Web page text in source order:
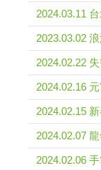
2024.03.11
2023.03.02
2024.02.22
2024.02.16
2024.02.15
2024.02.07
2024.02.06